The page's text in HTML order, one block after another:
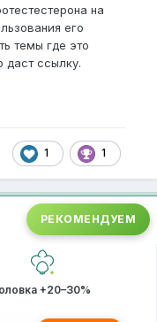
на
его
темы где это
ссылку.
1 1
РЕКОМЕНДУЕМ
+20–30%